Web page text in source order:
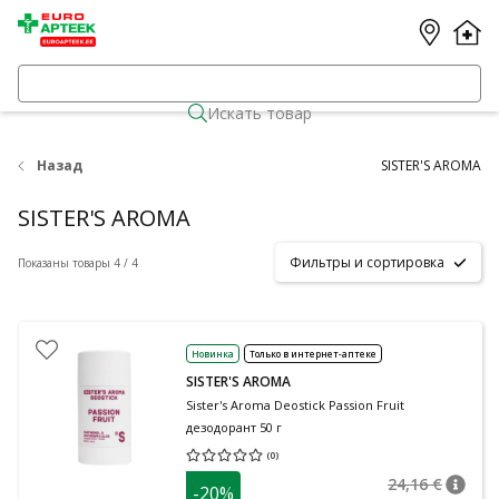
Искать товар
Назад SISTER'S AROMA
SISTER'S AROMA
Показаны товары 4 / 4 Фильтры и сортировка
Новинка Только в интернет-аптеке
SISTER'S AROMA
Sister's Aroma Deostick Passion Fruit
дезодорант 50 г
(0)
Средняя оценка 0.00
-20% 24,16 €